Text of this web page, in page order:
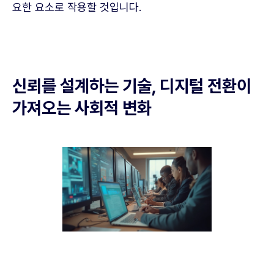
요한 요소로 작용할 것입니다.
신뢰를 설계하는 기술, 디지털 전환이
가져오는 사회적 변화